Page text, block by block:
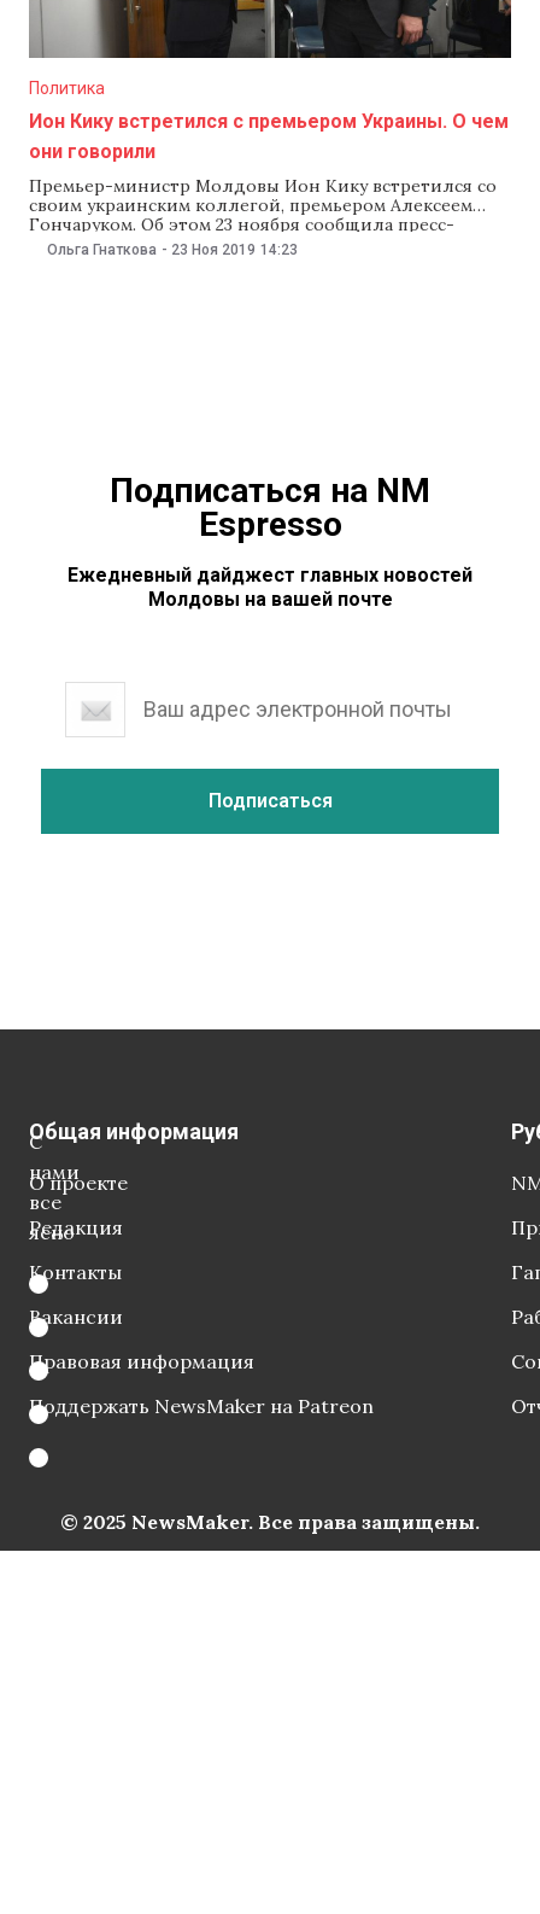
Политика
Ион Кику встретился с премьером Украины. О чем
они говорили
Премьер-министр Молдовы Ион Кику встретился со
своим украинским коллегой, премьером Алексеем
Гончаруком. Об этом 23 ноября сообщила пресс-
служба молдавского правительства. В ходе встречи
Ольга Гнаткова - 23 Ноя 2019 14:23
Подписаться на NM
Espresso
Ежедневный дайджест главных новостей
Молдовы на вашей почте
С
нами
все
ясно
Общая информация
О проекте
Редакция
Контакты
Вакансии
Правовая информация
Поддержать NewsMaker на Patreon
© 2025 NewsMaker. Все права защищены.